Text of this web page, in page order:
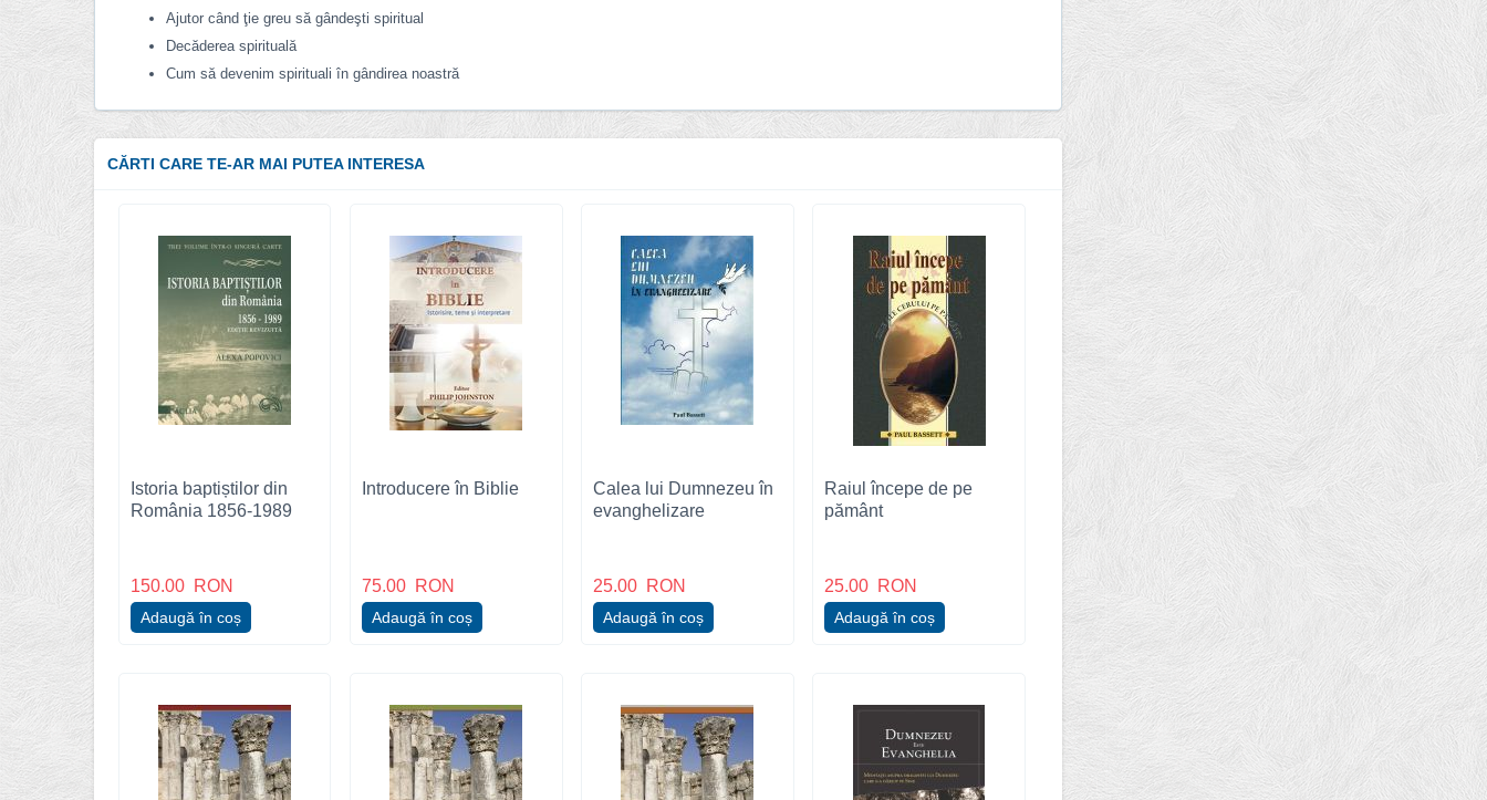
Ajutor când ţie greu să gândeşti spiritual
Decăderea spirituală
Cum să devenim spirituali în gândirea noastră
CĂRTI CARE TE-AR MAI PUTEA INTERESA
Istoria baptiștilor din
România 1856-1989
150.00 RON
Adaugă în coș
Introducere în Biblie
75.00 RON
Adaugă în coș
Calea lui Dumnezeu în
evanghelizare
25.00 RON
Adaugă în coș
Raiul începe de pe
pământ
25.00 RON
Adaugă în coș